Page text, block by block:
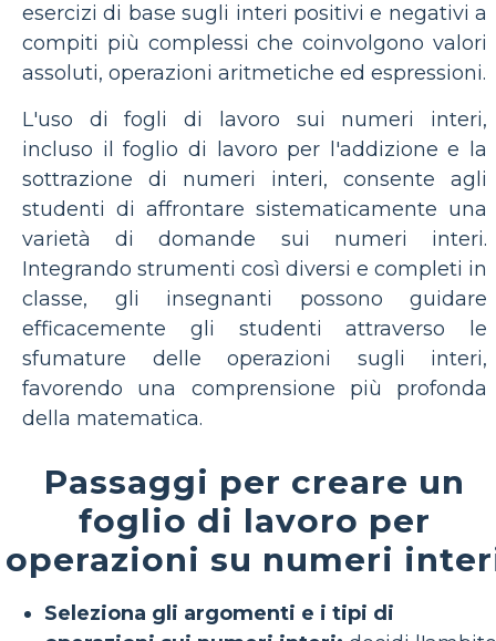
esercizi di base sugli interi positivi e negativi a
compiti più complessi che coinvolgono valori
assoluti, operazioni aritmetiche ed espressioni.
L'uso di fogli di lavoro sui numeri interi,
incluso il foglio di lavoro per l'addizione e la
sottrazione di numeri interi, consente agli
studenti di affrontare sistematicamente una
varietà di domande sui numeri interi.
Integrando strumenti così diversi e completi in
classe, gli insegnanti possono guidare
efficacemente gli studenti attraverso le
sfumature delle operazioni sugli interi,
favorendo una comprensione più profonda
della matematica.
Passaggi per creare un
foglio di lavoro per
operazioni su numeri
Seleziona gli argomenti e i tipi di